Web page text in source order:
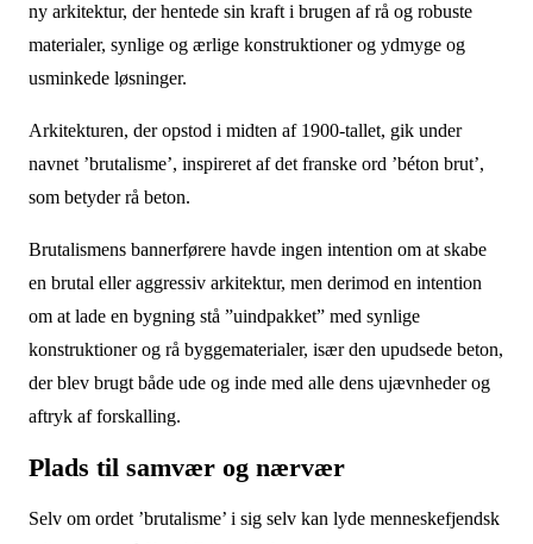
ny arkitektur, der hentede sin kraft i brugen af rå og robuste
materialer, synlige og ærlige konstruktioner og ydmyge og
usminkede løsninger.
Arkitekturen, der opstod i midten af 1900-tallet, gik under
navnet ’brutalisme’, inspireret af det franske ord ’béton brut’,
som betyder rå beton.
Brutalismens bannerførere havde ingen intention om at skabe
en brutal eller aggressiv arkitektur, men derimod en intention
om at lade en bygning stå ”uindpakket” med synlige
konstruktioner og rå byggematerialer, især den upudsede beton,
der blev brugt både ude og inde med alle dens ujævnheder og
aftryk af forskalling.
Plads til samvær og nærvær
Selv om ordet ’brutalisme’ i sig selv kan lyde menneskefjendsk